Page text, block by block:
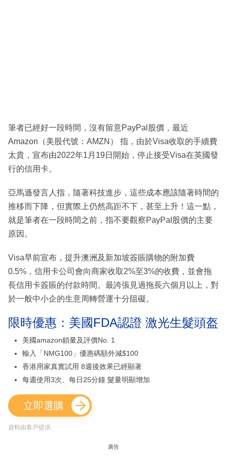
筆者已經好一段時間，沒有留意PayPal股價，最近
Amazon（美股代號：AMZN） 指，由於Visa收取的手續費
太貴，宣布由2022年1月19日開始，停止接受Visa在英國發
行的信用卡。
亞馬遜發言人指，隨著科技進步，這些成本應該隨著時間的
推移而下降，但實際上仍然高距不下，甚至上升！這一點，
就是筆者在一段時間之前，指不要觀察PayPal股價的主要
原因。
Visa早前宣布，提升澳洲及新加坡簽賬購物的附加費
0.5%，信用卡公司會向商家收取2%至3%的收費，並會拖
長信用卡簽賬的付款時間。最誇張見過拖長六個月以上，對
於一般中小企的生意周轉營運十分阻礙。
限時優惠：美國FDA認證 激光生髮頭盔
美國amazon鎖量及評價No. 1
輸入「NMG100」優惠碼額外減$100
香港用家真實試用 8週後效果已經顯著
每週使用3次、每日25分鐘 髮量明顯增加
立即選購
資料由客戶提供
廣告